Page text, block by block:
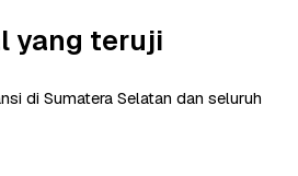
yang teruji
di Sumatera Selatan dan seluruh